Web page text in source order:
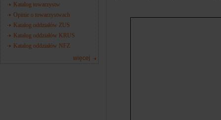
Katalog towarzystw
Opinie o towarzystwach
Katalog oddziałów ZUS
Katalog oddziałów KRUS
Katalog oddziałów NFZ
więcej